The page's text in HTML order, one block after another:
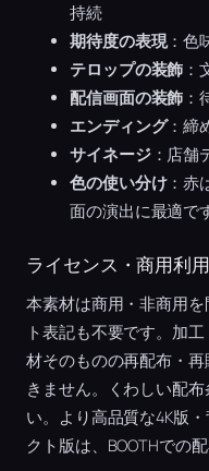
持続
期待度の表現：色
テロップの装飾 ：
配信画面の装飾 ：
エンディング：締
サイネージ：店舗
色の使い分け：赤
面の演出に最適で
ライセンス・商用利
本素材は商用・非商用
ト表記も不要です。加
材そのものの再配布・
きません。くわしい配布
い。より高品質な4K版
クト版は、BOOTHでの